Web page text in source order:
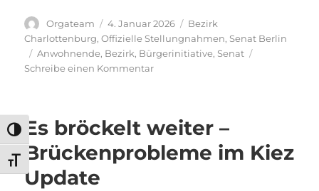
UMSCHALTEN AUF HOHE KONTRASTE
SCHRIFT VERGRÖSSERN
Autor
Orgateam
Veröffentlicht
am
4. Januar 2026 Kategorien
Bezirk
Charlottenburg,Offizielle Stellungnahmen, Senat Berlin
Schlagwörter
Anwohnende, Bezirk, Bürgerinitiative, Senat
Schreibe einen Kommentarzu
Schlangenbader
Tunnel
Es bröckelt weiter –
Brückenprobleme im Kiez
Update